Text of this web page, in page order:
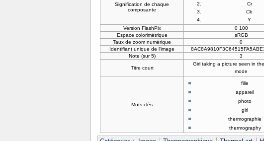
Signification de chaque
composante
Cr
Cb
Y
Version FlashPix
0 100
Espace colorimétrique
sRGB
Taux de zoom numérique
0
Identifiant unique de l'image
Note (sur 5)
3
Titre court
Girl taking a picture seen in
mode
Mots-clés
fille
appareil
photo
girl
thermographie
thermography